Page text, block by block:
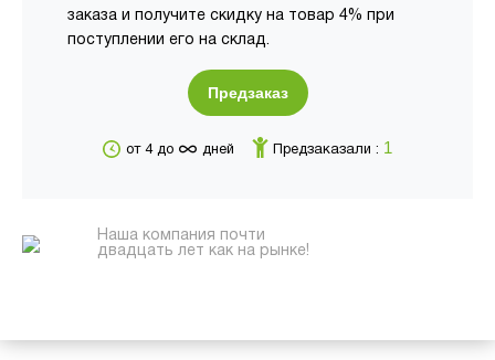
заказа и получите скидку на товар 4% при
поступлении его на склад.
Предзаказ
от 4 до ∞ дней Предзаказали : 1
Наша компания почти
двадцать лет как на рынке!